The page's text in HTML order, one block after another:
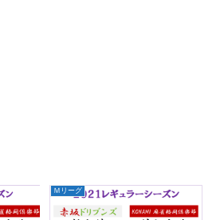
Ｍリーグ